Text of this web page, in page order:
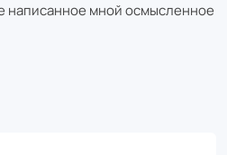
написанное мной осмысленное